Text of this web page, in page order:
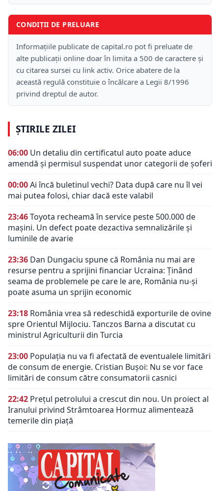
CONDIȚII DE PRELUARE
Informațiile publicate de capital.ro pot fi preluate de
alte publicații online doar în limita a 500 de caractere și
cu citarea sursei cu link activ. Orice abatere de la
această regulă constituie o încălcare a Legii 8/1996
privind dreptul de autor.
ȘTIRILE ZILEI
06:00 Un detaliu din certificatul auto poate aduce
amendă și permisul suspendat unor categorii de șoferi
00:00Ai încă buletinul vechi? Data după care nu îl vei
mai putea folosi, chiar dacă este valabil
23:46Toyota recheamă în service peste 500.000 de
mașini. Un defect poate dezactiva semnalizările și
luminile de avarie
23:36 Dan Dungaciu spune că România nu mai are
resurse pentru a sprijini financiar Ucraina: Ținând
seama de problemele pe care le are, România nu-și
poate asuma un sprijin economic
23:18 România vrea să redeschidă exporturile de ovine
spre Orientul Mijlociu. Tanczos Barna a discutat cu
ministrul Agriculturii din Turcia
23:00 Populația nu va fi afectată de eventualele limitări
de consum de energie. Cristian Bușoi: Nu se vor face
limitări de consum către consumatorii casnici
22:42 Prețul petrolului a crescut din nou. Un proiect al
Iranului privind Strâmtoarea Hormuz alimentează
temerile din piață